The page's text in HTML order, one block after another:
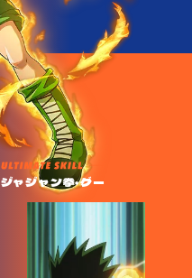
桃色吐息 (ピアノマッサージ)
ジャジャン拳・グー
落雷 (ナルカミ)
絶対時間 (エンペラータイム)
いっぺん死ねぇ！
伸縮自在の愛 (バンジーガム)
感謝の正拳突き
念糸・糸針展開
桃色吐息 (ピアノマッサージ)
ジャジャン拳・グー